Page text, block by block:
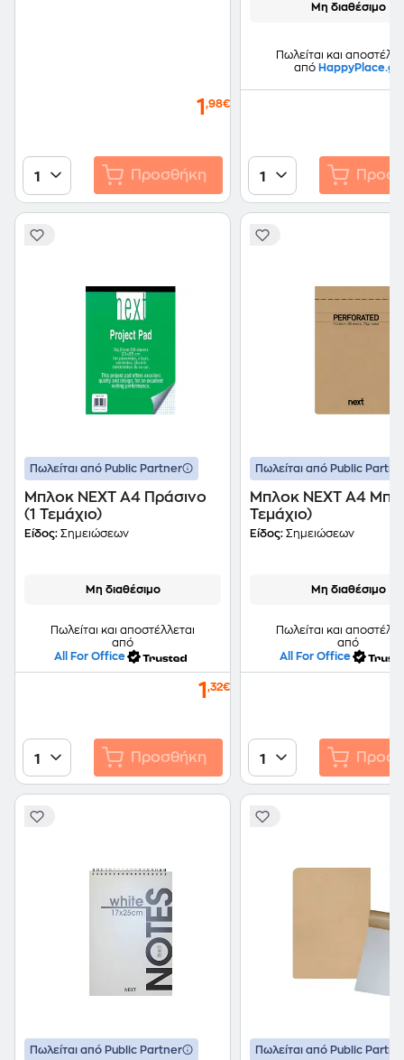
1 ,98€
1 Προσθήκη
Μη διαθέσιμο
Πωλείται και
από HappyPlace.gr
1
Πωλείται από Public Partner
Μπλοκ NEXT Α4 Πράσινο
(1 Τεμάχιο)
Είδος: Σημειώσεων
Μη διαθέσιμο
Πωλείται και αποστέλλεται
από
All For Office
1 ,32€
1 Προσθήκη
Πωλείται από Public
Μπλοκ NEXT Α4
Τεμάχιο)
Είδος: Σημειώσεων
Μη διαθέσιμο
Πωλείται και
από
All For Office
1
Πωλείται από Public Partner Πωλείται από Public